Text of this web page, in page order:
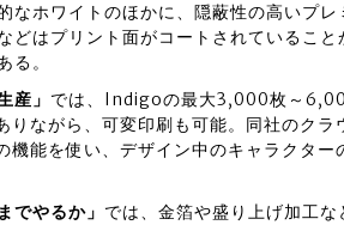
なホワイトのほかに、隠蔽性の高いプレ
どはプリント面がコートされているこ
る。
産」 では、Indigoの最大3,000枚～
ながら、可変印刷も可能。同社のクラ
能を使い、デザイン中のキャラクター
でやるか」 では、金箔や盛り上げ加工